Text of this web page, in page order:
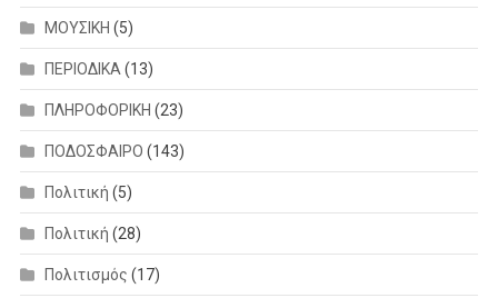
ΜΟΥΣΙΚΗ (5)
ΠΕΡΙΟΔΙΚΑ (13)
ΠΛΗΡΟΦΟΡΙΚΗ (23)
ΠΟΔΟΣΦΑΙΡΟ (143)
Πολιτική (5)
Πολιτική (28)
Πολιτισμός (17)